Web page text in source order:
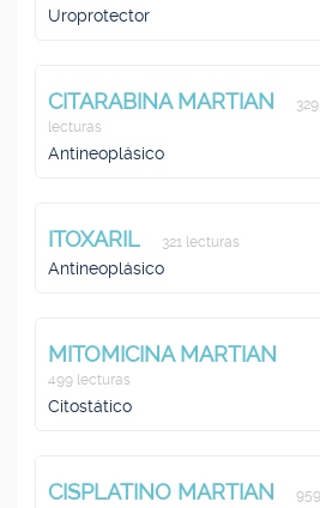
Uroprotector
CITARABINA MARTIAN
329
lecturas
Antineoplásico
ITOXARIL 321 lecturas
Antineoplásico
MITOMICINA MARTIAN
499 lecturas
Citostático
CISPLATINO MARTIAN
959